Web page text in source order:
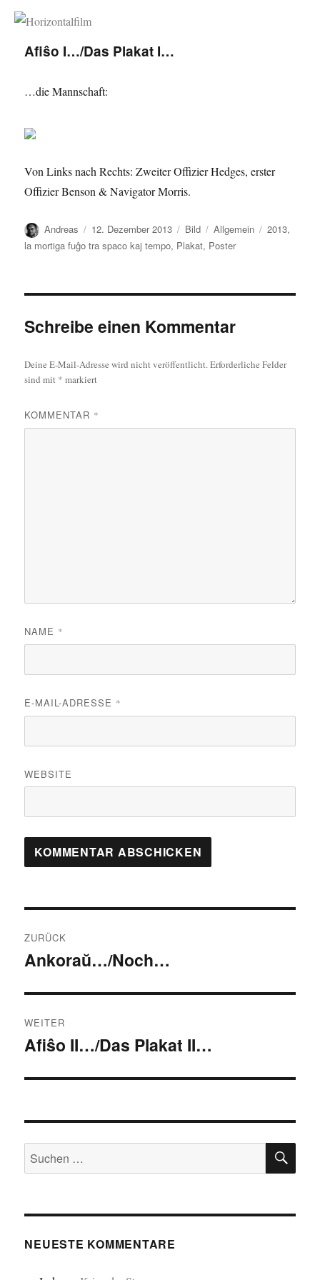
Horizontalfilm
Afiŝo I…/Das Plakat I…
…die Mannschaft:
Von Links nach Rechts: Zweiter Offizier Hedges, erster
Offizier Benson & Navigator Morris.
Autor
Andreas
Veröffentlicht
am
12. Dezember 2013 Format
Bild Kategorien
Allgemein Schlagwörter
2013,
la mortiga fuĝo tra spaco kaj tempo, Plakat, Poster
Schreibe einen Kommentar
Deine E-Mail-Adresse wird nicht veröffentlicht. Erforderliche Felder
sind mit * markiert
KOMMENTAR *
NAME *
E-MAIL-ADRESSE *
WEBSITE
ZURÜCK
Vorheriger
Ankoraŭ…/Noch…
WEITER
Nächster
Afiŝo II…/Das Plakat II…
Suchen
nach:
NEUESTE KOMMENTARE